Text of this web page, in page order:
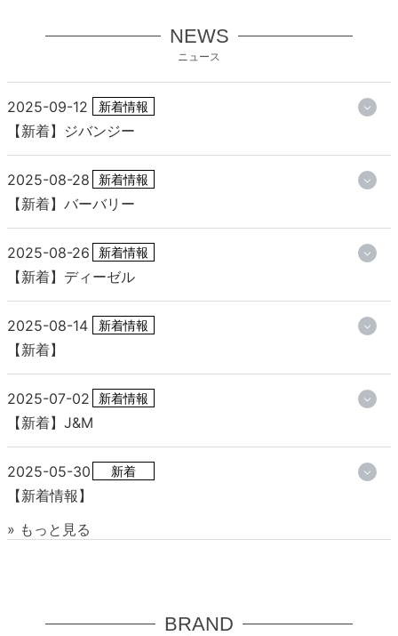
NEWS
ニュース
2025-09-12 新着情報
【新着】ジバンジー
2025-08-28 新着情報
【新着】バーバリー
2025-08-26 新着情報
【新着】ディーゼル
2025-08-14 新着情報
【新着】
2025-07-02 新着情報
【新着】J&M
2025-05-30 新着
【新着情報】
» もっと見る
BRAND